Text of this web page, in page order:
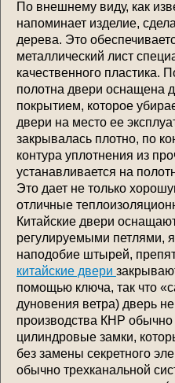
По внешнему виду, как
напоминает изделие,
дерева. Это
металлический лист
качественного пластика.
полотна двери оснащена
покрытием, которое
двери на место ее
закрывалась плотно, по
контура уплотнения из
устанавливается на
Это дает не только
отличные
Китайские двери
регулируемыми петлями,
наподобие штырей,
китайские двери
помощью ключа, так что
дуновения ветра) дверь
производства КНР обычно
цилиндровые замки,
без замены секретного
обычно трехканальной